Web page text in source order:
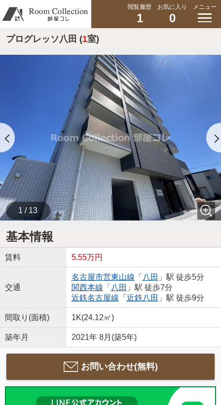
閲覧履歴
1
お気に入り
0
メニュー
プログレッソ八田 (1室)
1 / 13
基本情報
賃料 5.55万円
交通
名古屋市営東山線 「 八田 」駅 徒歩5分
関西本線 「 八田 」駅 徒歩7分
近鉄名古屋線 「 近鉄八田 」駅 徒歩9分
間取り(面積) 1K(24.12㎡)
築年月 2021年 8月(築5年)
お問い合わせ(無料)